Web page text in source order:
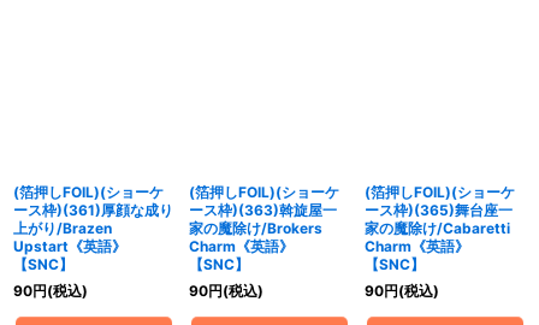
(箔押しFOIL)(ショーケ
ース枠)(361)厚顔な成り
上がり/Brazen
Upstart《英語》
【SNC】
90円(税込)
(箔押しFOIL)(ショーケ
ース枠)(363)斡旋屋一
家の魔除け/Brokers
Charm《英語》
【SNC】
90円(税込)
(箔押しFOIL)(ショーケ
ース枠)(365)舞台座一
家の魔除け/Cabaretti
Charm《英語》
【SNC】
90円(税込)